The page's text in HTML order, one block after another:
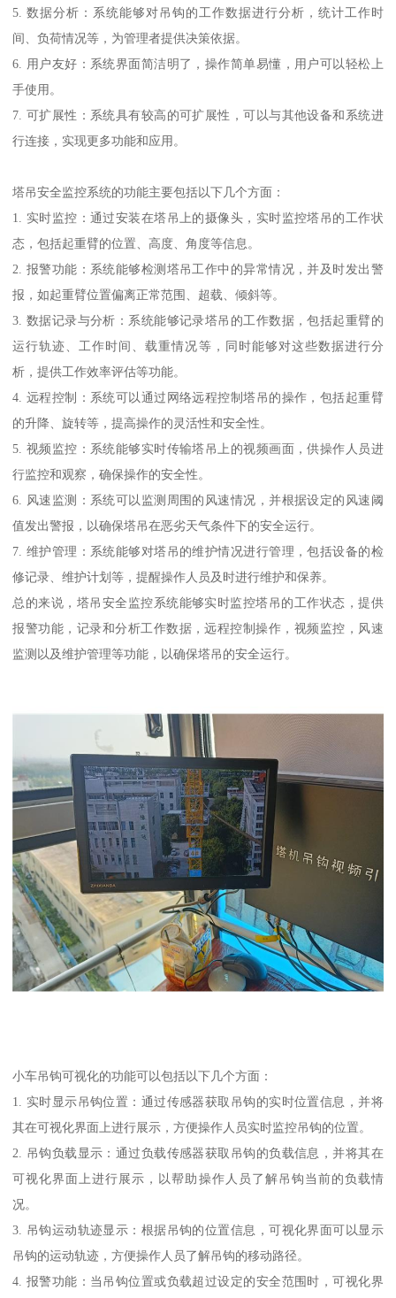
5. 数据分析：系统能够对吊钩的工作数据进行分析，统计工作时
间、负荷情况等，为管理者提供决策依据。
6. 用户友好：系统界面简洁明了，操作简单易懂，用户可以轻松上
手使用。
7. 可扩展性：系统具有较高的可扩展性，可以与其他设备和系统进
行连接，实现更多功能和应用。
塔吊安全监控系统的功能主要包括以下几个方面：
1. 实时监控：通过安装在塔吊上的摄像头，实时监控塔吊的工作状
态，包括起重臂的位置、高度、角度等信息。
2. 报警功能：系统能够检测塔吊工作中的异常情况，并及时发出警
报，如起重臂位置偏离正常范围、超载、倾斜等。
3. 数据记录与分析：系统能够记录塔吊的工作数据，包括起重臂的
运行轨迹、工作时间、载重情况等，同时能够对这些数据进行分
析，提供工作效率评估等功能。
4. 远程控制：系统可以通过网络远程控制塔吊的操作，包括起重臂
的升降、旋转等，提高操作的灵活性和安全性。
5. 视频监控：系统能够实时传输塔吊上的视频画面，供操作人员进
行监控和观察，确保操作的安全性。
6. 风速监测：系统可以监测周围的风速情况，并根据设定的风速阈
值发出警报，以确保塔吊在恶劣天气条件下的安全运行。
7. 维护管理：系统能够对塔吊的维护情况进行管理，包括设备的检
修记录、维护计划等，提醒操作人员及时进行维护和保养。
总的来说，塔吊安全监控系统能够实时监控塔吊的工作状态，提供
报警功能，记录和分析工作数据，远程控制操作，视频监控，风速
监测以及维护管理等功能，以确保塔吊的安全运行。
小车吊钩可视化的功能可以包括以下几个方面：
1. 实时显示吊钩位置：通过传感器获取吊钩的实时位置信息，并将
其在可视化界面上进行展示，方便操作人员实时监控吊钩的位置。
2. 吊钩负载显示：通过负载传感器获取吊钩的负载信息，并将其在
可视化界面上进行展示，以帮助操作人员了解吊钩当前的负载情
况。
3. 吊钩运动轨迹显示：根据吊钩的位置信息，可视化界面可以显示
吊钩的运动轨迹，方便操作人员了解吊钩的移动路径。
4. 报警功能：当吊钩位置或负载超过设定的安全范围时，可视化界